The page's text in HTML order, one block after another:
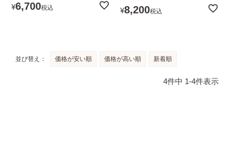
¥6,700税込 ¥8,200税込
並び替え 価格が安い順 価格が高い順 新着順
4件中 1-4件表示